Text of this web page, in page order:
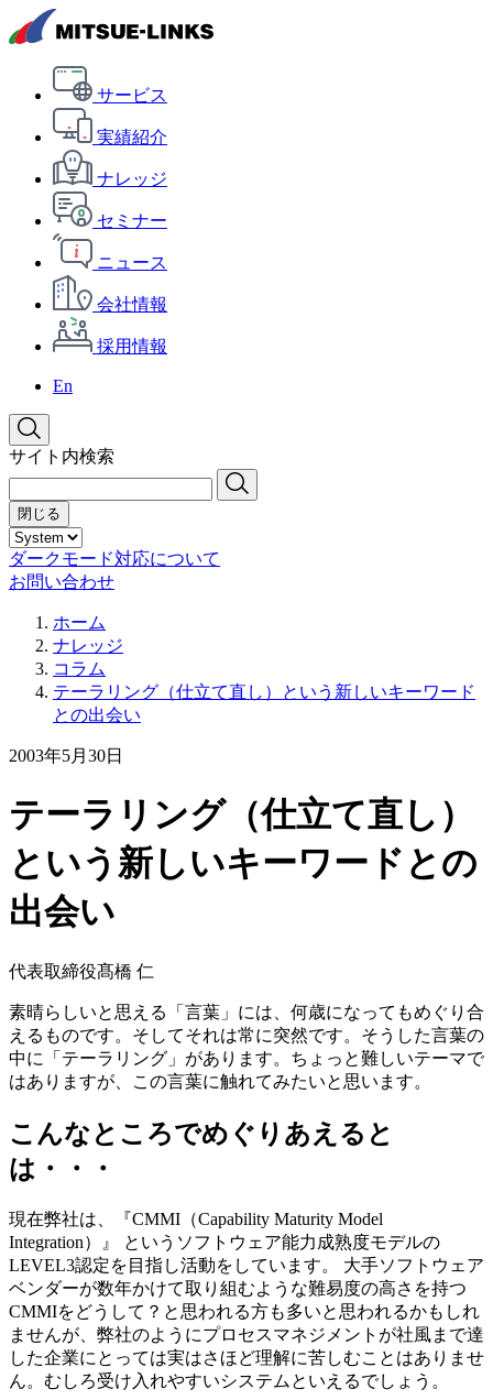
サービス
実績紹介
ナレッジ
セミナー
ニュース
会社情報
採用情報
En
サイト内検索
閉じる
ダークモード対応について
お問い合わせ
ホーム
ナレッジ
コラム
テーラリング（仕立て直し）という新しいキーワード
との出会い
2003年5月30日
テーラリング（仕立て直し）
という新しいキーワードとの
出会い
代表取締役髙橋 仁
素晴らしいと思える「言葉」には、何歳になってもめぐり合
えるものです。そしてそれは常に突然です。そうした言葉の
中に「テーラリング」があります。ちょっと難しいテーマで
はありますが、この言葉に触れてみたいと思います。
こんなところでめぐりあえると
は・・・
現在弊社は、『CMMI（Capability Maturity Model
Integration）』 というソフトウェア能力成熟度モデルの
LEVEL3認定を目指し活動をしています。 大手ソフトウェア
ベンダーが数年かけて取り組むような難易度の高さを持つ
CMMIをどうして？と思われる方も多いと思われるかもしれ
ませんが、弊社のようにプロセスマネジメントが社風まで達
した企業にとっては実はさほど理解に苦しむことはありませ
ん。むしろ受け入れやすいシステムといえるでしょう。